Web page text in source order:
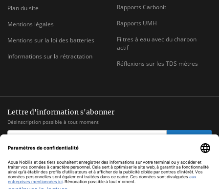
Plan du site
Mentions légales
Mentions sur la loi des batteries
Informations sur la rétractation
Rapports Carbonit
Rapports UMH
Filtres à eau avec du charbon
actif
Réflexions sur les TDS mètres
Lettre d'information s'abonner
Désinscription possible à tout moment
ADRESSE
MAIL